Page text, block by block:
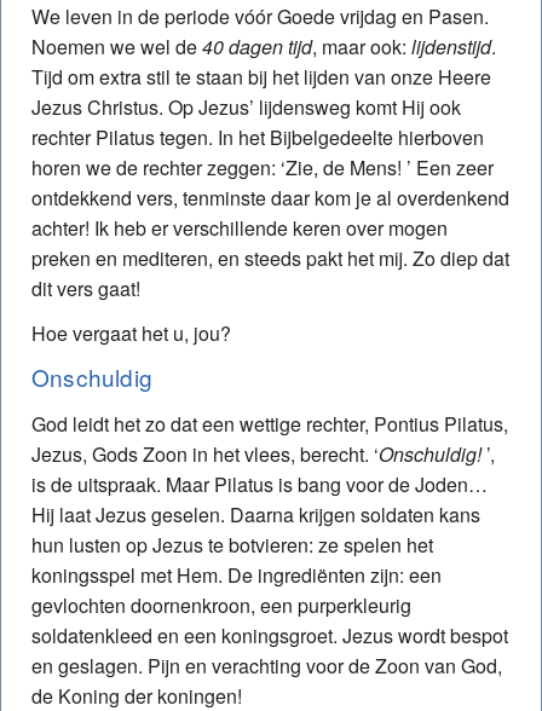
We leven in de periode vóór Goede vrijdag en Pasen.
Noemen we wel de40 dagen tijd, maar ook: lijdenstijd.
Tijd om extra stil te staan bij het lijden van onze Heere
Jezus Christus. Op Jezus’ lijdensweg komt Hij ook
rechter Pilatus tegen. In het Bijbelgedeelte hierboven
horen we de rechter zeggen: ‘Zie, de Mens! ’ Een zeer
ontdekkend vers, tenminste daar kom je al overdenkend
achter! Ik heb er verschillende keren over mogen
preken en mediteren, en steeds pakt het mij. Zo diep dat
dit vers gaat!
Hoe vergaat het u, jou?
Onschuldig
God leidt het zo dat een wettige rechter, Pontius Pilatus,
Jezus, Gods Zoon in het vlees, berecht. ‘Onschuldig!’,
is de uitspraak. Maar Pilatus is bang voor de Joden…
Hij laat Jezus geselen. Daarna krijgen soldaten kans
hun lusten op Jezus te botvieren: ze spelen het
koningsspel met Hem. De ingrediënten zijn: een
gevlochten doornenkroon, een purperkleurig
soldatenkleed en een koningsgroet. Jezus wordt bespot
en geslagen. Pijn en verachting voor de Zoon van God,
de Koning der koningen!